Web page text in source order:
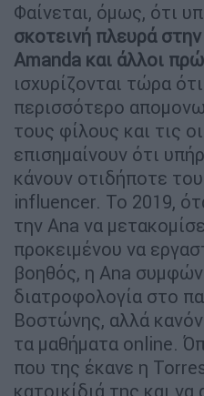
Φαίνεται, όμως, ότι
σκοτεινή πλευρά
Amanda και άλλοι
ισχυρίζονται τώρα
περισσότερο
τους φίλους και τις
επισημαίνουν ότι
κάνουν οτιδήποτε
influencer. Το 2019,
την Ana να
προκειμένου να
βοηθός, η Ana
διατροφολογία στο
Βοστώνης, αλλά
τα μαθήματα online.
που της έκανε η
κατοικίδιά της και